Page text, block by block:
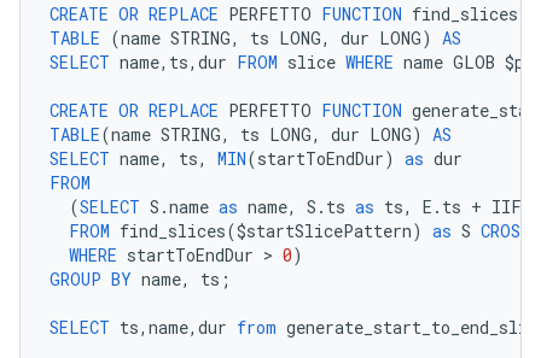
CREATE OR REPLACE PERFETTO FUNCTION find_slices
TABLE (name STRING, ts LONG, dur LONG)
AS
SELECT name, ts, dur FROM slice WHERE name GLOB $
CREATE OR REPLACE PERFETTO FUNCTION
TABLE(name STRING, ts LONG, dur LONG)
AS
SELECT name, ts, MIN(startToEndDur) as dur
FROM
(SELECT S .name as name, S . ts as ts, E . ts + IIF
FROM find_slices($startSlicePattern) as S CROSS
WHERE startToEndDur > 0)
GROUP BY name, ts ;
SELECT ts, name, dur from